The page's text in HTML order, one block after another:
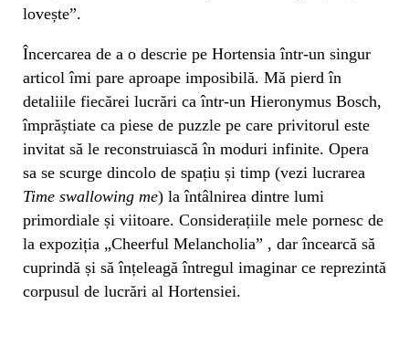
lovește”.
Încercarea de a o descrie pe Hortensia într-un singur
articol îmi pare aproape imposibilă. Mă pierd în
detaliile fiecărei lucrări ca într-un Hieronymus Bosch,
împrăștiate ca piese de puzzle pe care privitorul este
invitat să le reconstruiască în moduri infinite. Opera
sa se scurge dincolo de spațiu și timp (vezi lucrarea
Time swallowing me) la întâlnirea dintre lumi
primordiale și viitoare. Considerațiile mele pornesc de
la expoziția „Cheerful Melancholia” , dar încearcă să
cuprindă și să înțeleagă întregul imaginar ce reprezintă
corpusul de lucrări al Hortensiei.